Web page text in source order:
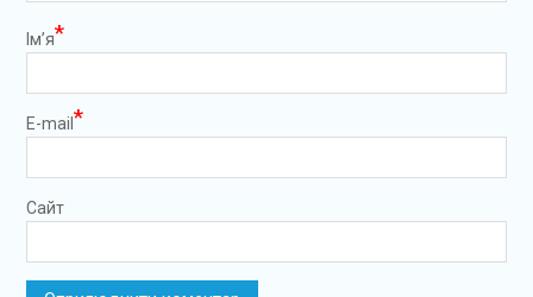
Ім’я*
E-mail *
Сайт